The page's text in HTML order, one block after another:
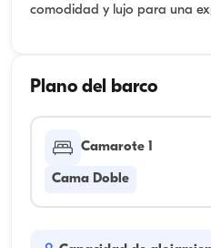
comodidad y lujo para una
Plano del barco
Camarote 1
Cama Doble